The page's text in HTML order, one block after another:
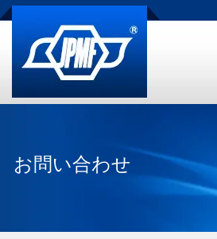
お問い合わせ